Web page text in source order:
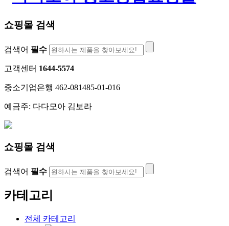
쇼핑몰 검색
검색어 필수
고객센터 1644-5574
중소기업은행 462-081485-01-016
예금주: 다다모아 김보라
쇼핑몰 검색
검색어 필수
카테고리
전체 카테고리